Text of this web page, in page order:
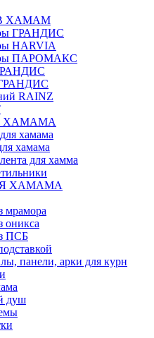
ХАМАМ
ГРАНДИС
HARVIA
ПАРОМАКС
ГРАНДИС
RAINZ
ХАМАМА
хамама
хамама
для хамма
ХАМАМА
мрамора
оникса
ПСБ
панели, арки для курн
душ